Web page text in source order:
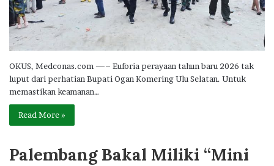
OKUS, Medconas.com —– Euforia perayaan tahun baru 2026 tak
luput dari perhatian Bupati Ogan Komering Ulu Selatan. Untuk
memastikan keamanan…
Read More »
Palembang Bakal Miliki “Mini